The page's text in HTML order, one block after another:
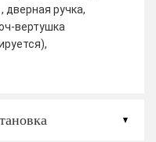
дверная ручка,
вертушка